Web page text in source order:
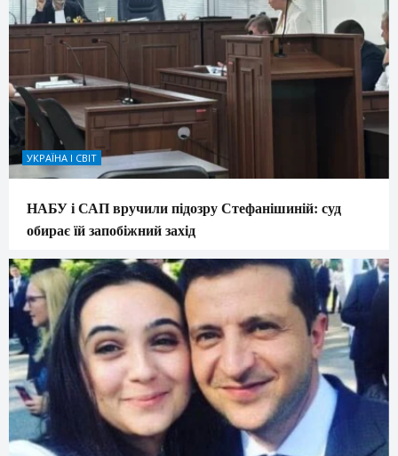
УКРАЇНА І СВІТ
НАБУ і САП вручили підозру Стефанішиній: суд
обирає їй запобіжний захід